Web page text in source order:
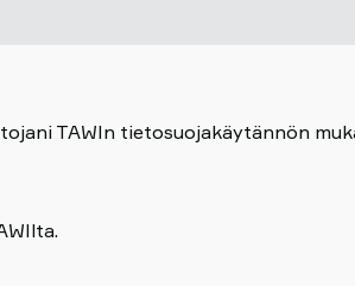
TAWIn tietosuojakäytännön